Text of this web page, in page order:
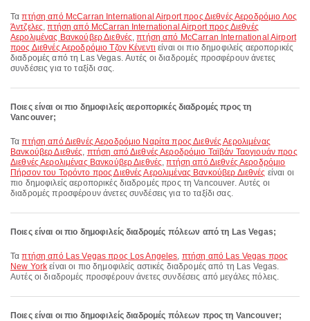
Ταπτήση από McCarran International Airport προς Διεθνές Αεροδρόμιο Λος
Άντζελες,πτήση από McCarran International Airport προς Διεθνές
Αερολιμένας Βανκούβερ Διεθνές,πτήση από McCarran International Airport
προς Διεθνές Αεροδρόμιο Τζον Κένεντι είναι οι πιο δημοφιλείς αεροπορικές
διαδρομές από τη Las Vegas. Αυτές οι διαδρομές προσφέρουν άνετες
συνδέσεις για το ταξίδι σας.
Ποιες είναι οι πιο δημοφιλείς αεροπορικές διαδρομές προς τη
Vancouver;
Ταπτήση από Διεθνές Αεροδρόμιο Ναρίτα προς Διεθνές Αερολιμένας
Βανκούβερ Διεθνές, πτήση από Διεθνές Αεροδρόμιο Ταϊβάν Ταογιουάν προς
Διεθνές Αερολιμένας Βανκούβερ Διεθνές,πτήση από Διεθνές Αεροδρόμιο
Πήρσον του Τορόντο προς Διεθνές Αερολιμένας Βανκούβερ Διεθνές είναι οι
πιο δημοφιλείς αεροπορικές διαδρομές προς τη Vancouver. Αυτές οι
διαδρομές προσφέρουν άνετες συνδέσεις για το ταξίδι σας.
Ποιες είναι οι πιο δημοφιλείς διαδρομές πόλεων από τη Las Vegas;
Ταπτήση από Las Vegas προς Los Angeles, πτήση από Las Vegas προς
New York είναι οι πιο δημοφιλείς αστικές διαδρομές από τη Las Vegas.
Αυτές οι διαδρομές προσφέρουν άνετες συνδέσεις από μεγάλες πόλεις.
Ποιες είναι οι πιο δημοφιλείς διαδρομές πόλεων προς τη Vancouver;